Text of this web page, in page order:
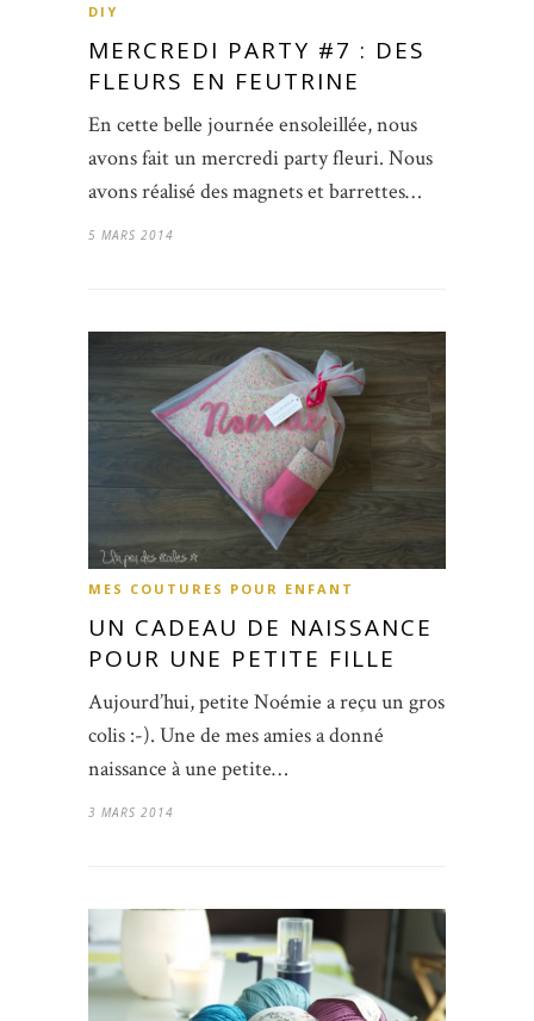
DIY
MERCREDI PARTY #7 : DES
FLEURS EN FEUTRINE
En cette belle journée ensoleillée, nous
avons fait un mercredi party fleuri. Nous
avons réalisé des magnets et barrettes…
5 MARS 2014
MES COUTURES POUR ENFANT
UN CADEAU DE NAISSANCE
POUR UNE PETITE FILLE
Aujourd’hui, petite Noémie a reçu un gros
colis :-). Une de mes amies a donné
naissance à une petite…
3 MARS 2014